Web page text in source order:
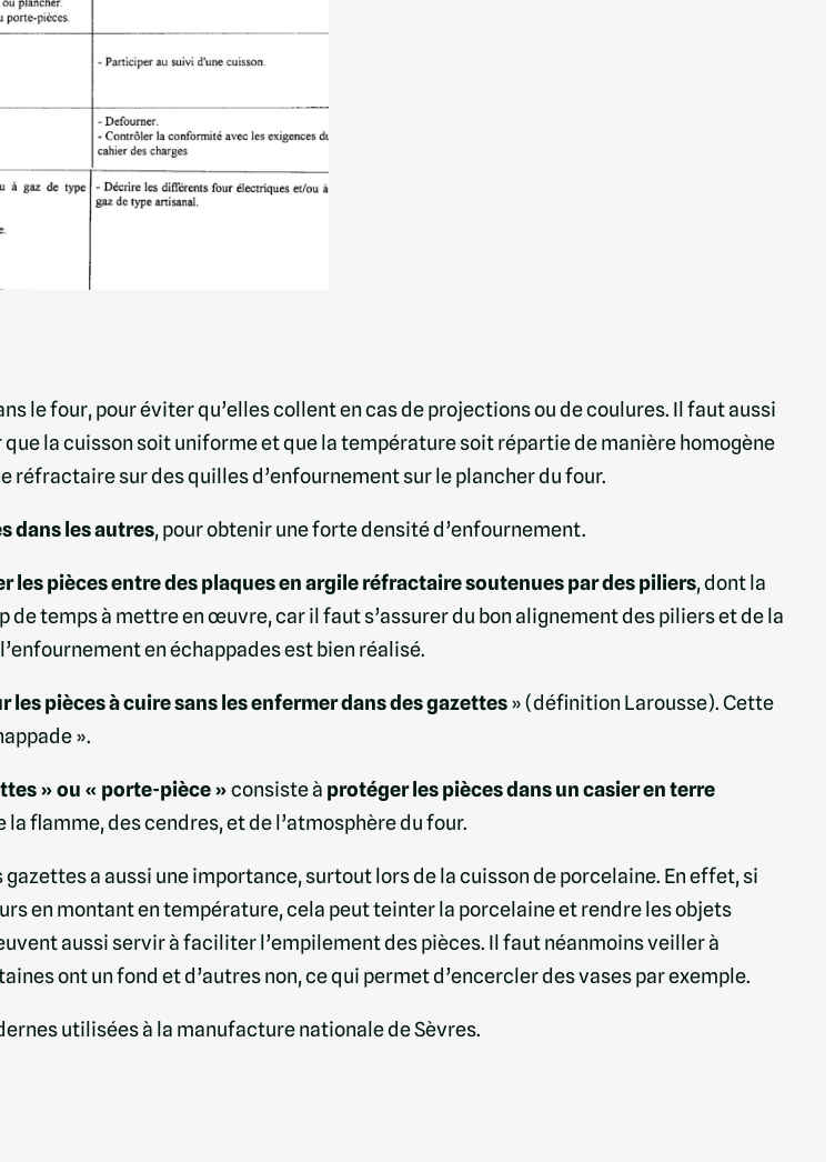
le four, pour éviter qu’elles collent en cas de projections ou de coulures. Il faut aussi
la cuisson soit uniforme et que la température soit répartie de manière homogène
réfractaire sur des quilles d’enfournement sur le plancher du four.
dans les autres, pour obtenir une forte densité d’enfournement.
les pièces entre des plaques en argile réfractaire soutenues par des piliers, dont la
temps à mettre en œuvre, car il faut s’assurer du bon alignement des piliers et de la
en échappades est bien réalisé.
pièces à cuire sans les enfermer dans des gazettes» (définition Larousse). Cette
».
» ou « porte-pièce »consiste à protéger les pièces dans un casier en terre
la flamme, des cendres, et de l’atmosphère du four.
a aussi une importance, surtout lors de la cuisson de porcelaine. En effet, si
en montant en température, cela peut teinter la porcelaine et rendre les objets
aussi servir à faciliter l’empilement des pièces. Il faut néanmoins veiller à
ont un fond et d’autres non, ce qui permet d’encercler des vases par exemple.
utilisées à la manufacture nationale de Sèvres.